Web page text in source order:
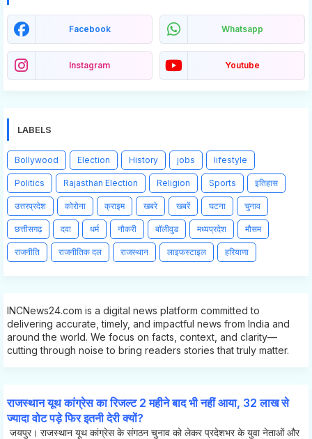
Facebook Whatsapp
Instagram Youtube
LABELS
Bollywood Election History jobs lifestyle
Politics Rajasthan Election Religion Sports इतिहास
उत्तरप्रदेश कोरोना क्राइम खबरे खबरें घटना चुनाव
छत्तीसगढ़ दवा धर्म नौकरी बॉलीवुड मध्यप्रदेश मौसम
राजनीति राजनीतिक दल राजस्थान लाइफस्टाइल हरियाणा
INCNews24.com is a digital news platform committed to
delivering accurate, timely, and impactful news from India and
around the world. We focus on facts, context, and clarity—
cutting through noise to bring readers stories that truly matter.
राजस्थान यूथ कांग्रेस का रिजल्ट 2 महीने बाद भी नहीं आया, 32 लाख से
ज्यादा वोट पड़े फिर इतनी देरी क्यों?
जयपुर। राजस्थान यूथ कांग्रेस के संगठन चुनाव को लेकर प्रदेशभर के युवा नेताओं और